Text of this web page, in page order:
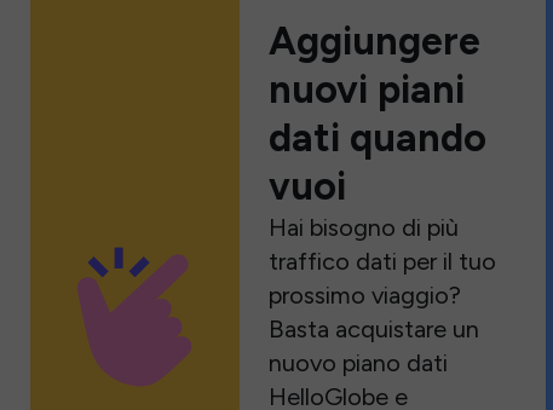
Aggiungere
nuovi piani
dati quando
vuoi
Hai bisogno di più
traffico dati per il tuo
prossimo viaggio?
Basta acquistare un
nuovo piano dati
HelloGlobe e